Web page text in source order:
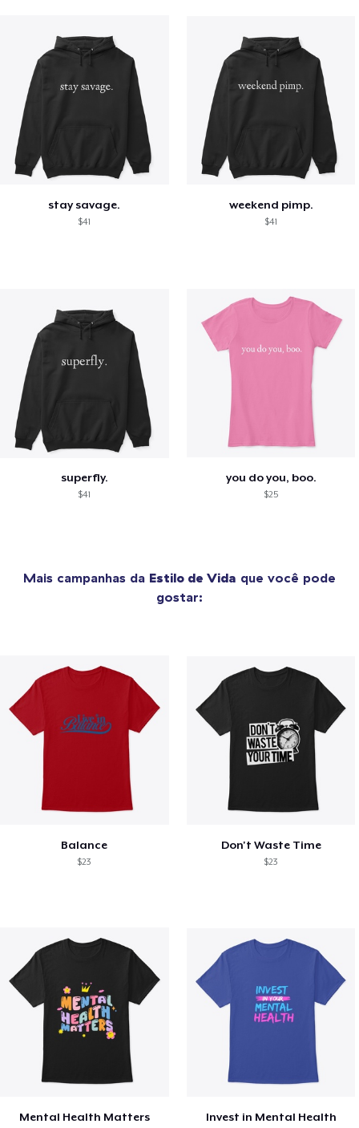
stay savage.
$41
weekend pimp.
$41
superfly.
$41
you do you, boo.
$25
Mais campanhas da Estilo de Vida que você pode
gostar:
Balance
$23
Don't Waste Time
$23
Mental Health Matters Invest in Mental Health